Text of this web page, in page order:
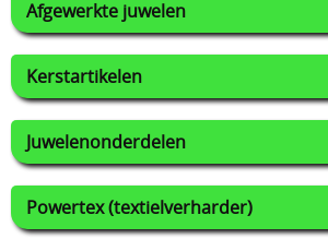
Afgewerkte juwelen
Kerstartikelen
Juwelenonderdelen
Powertex (textielverharder)